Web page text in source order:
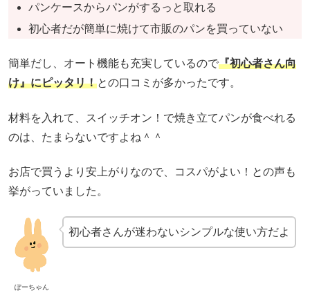
パンケースからパンがするっと取れる
初心者だが簡単に焼けて市販のパンを買っていない
簡単だし、オート機能も充実しているので『初心者さん向
け』にピッタリ！との口コミが多かったです。
材料を入れて、スイッチオン！で焼き立てパンが食べれる
のは、たまらないですよね＾＾
お店で買うより安上がりなので、コスパがよい！との声も
挙がっていました。
ぽーちゃん
初心者さんが迷わないシンプルな使い方だよ